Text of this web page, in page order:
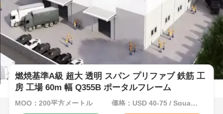
燃焼基準A級 超大 透明 スパン プリファブ 鉄筋 工
房 工場 60m 幅 Q355B ポータルフレーム
MOQ：200平方メートル 価格：USD 40-75 / Square Meter